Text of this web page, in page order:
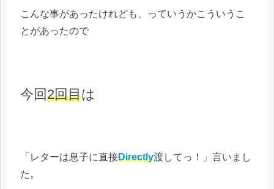
こんな事があったけれども、っていうかこういうこ
とがあったので
今回2回目は
「レターは息子に直接Directly渡してっ！」言いまし
た。